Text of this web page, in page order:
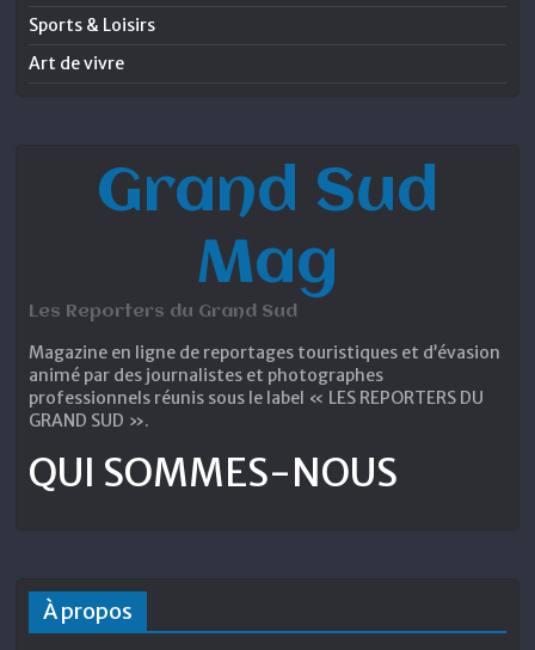
Sports & Loisirs
Art de vivre
Grand Sud
Mag
Les Reporters du Grand Sud
Magazine en ligne de reportages touristiques et d’évasion
animé par des journalistes et photographes
professionnels réunis sous le label « LES REPORTERS DU
GRAND SUD ».
QUI SOMMES-NOUS
À propos